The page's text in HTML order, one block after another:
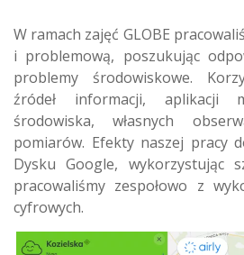
W ramach zajęć GLOBE
i problemową, poszukując
problemy środowiskowe.
źródeł informacji, aplikacji
środowiska, własnych
pomiarów. Efekty naszej pracy
Dysku Google, wykorzystując
pracowaliśmy zespołowo z
cyfrowych.